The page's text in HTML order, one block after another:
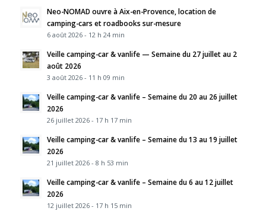
Neo-NOMAD ouvre à Aix-en-Provence, location de
camping-cars et roadbooks sur-mesure
6 août 2026 - 12 h 24 min
Veille camping-car & vanlife — Semaine du 27 juillet au 2
août 2026
3 août 2026 - 11 h 09 min
Veille camping-car & vanlife – Semaine du 20 au 26 juillet
2026
26 juillet 2026 - 17 h 17 min
Veille camping-car & vanlife – Semaine du 13 au 19 juillet
2026
21 juillet 2026 - 8 h 53 min
Veille camping-car & vanlife – Semaine du 6 au 12 juillet
2026
12 juillet 2026 - 17 h 15 min